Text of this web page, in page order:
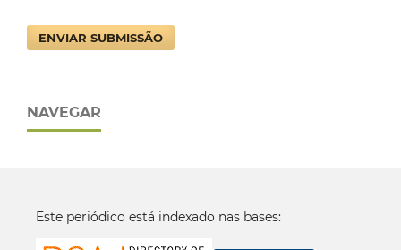
ENVIAR SUBMISSÃO
NAVEGAR
Este periódico está indexado nas bases: